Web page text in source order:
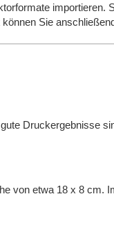
Sie
Druckergebnisse
von etwa 18 x 8 cm.